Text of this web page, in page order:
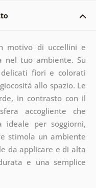
motivo di uccellini e
nel tuo ambiente. Su
fiori e colorati
allo spazio. Le
in contrasto con il
accogliente che
ideale per soggiorni,
stimola un ambiente
da applicare e di alta
e una semplice